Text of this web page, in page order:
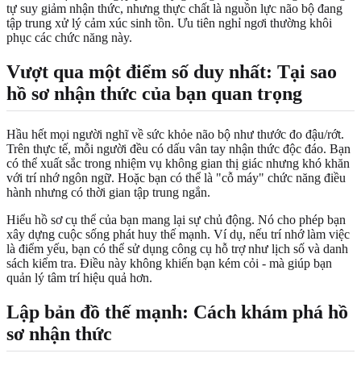
tự suy giảm nhận thức, nhưng thực chất là nguồn lực não bộ đang
tập trung xử lý cảm xúc sinh tồn. Ưu tiên nghỉ ngơi thường khôi
phục các chức năng này.
Vượt qua một điểm số duy nhất: Tại sao
hồ sơ nhận thức của bạn quan trọng
Hầu hết mọi người nghĩ về sức khỏe não bộ như thước đo đậu/rớt.
Trên thực tế, mỗi người đều có dấu vân tay nhận thức độc đáo. Bạn
có thể xuất sắc trong nhiệm vụ không gian thị giác nhưng khó khăn
với trí nhớ ngôn ngữ. Hoặc bạn có thể là "cỗ máy" chức năng điều
hành nhưng có thời gian tập trung ngắn.
Hiểu hồ sơ cụ thể của bạn mang lại sự chủ động. Nó cho phép bạn
xây dựng cuộc sống phát huy thế mạnh. Ví dụ, nếu trí nhớ làm việc
là điểm yếu, bạn có thể sử dụng công cụ hỗ trợ như lịch số và danh
sách kiểm tra. Điều này không khiến bạn kém cỏi - mà giúp bạn
quản lý tâm trí hiệu quả hơn.
Lập bản đồ thế mạnh: Cách khám phá hồ
sơ nhận thức